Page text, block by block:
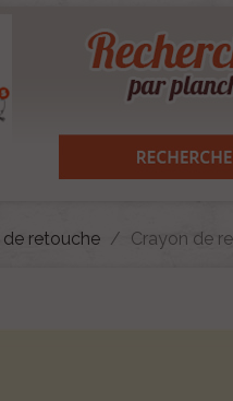
de retouche Crayon de